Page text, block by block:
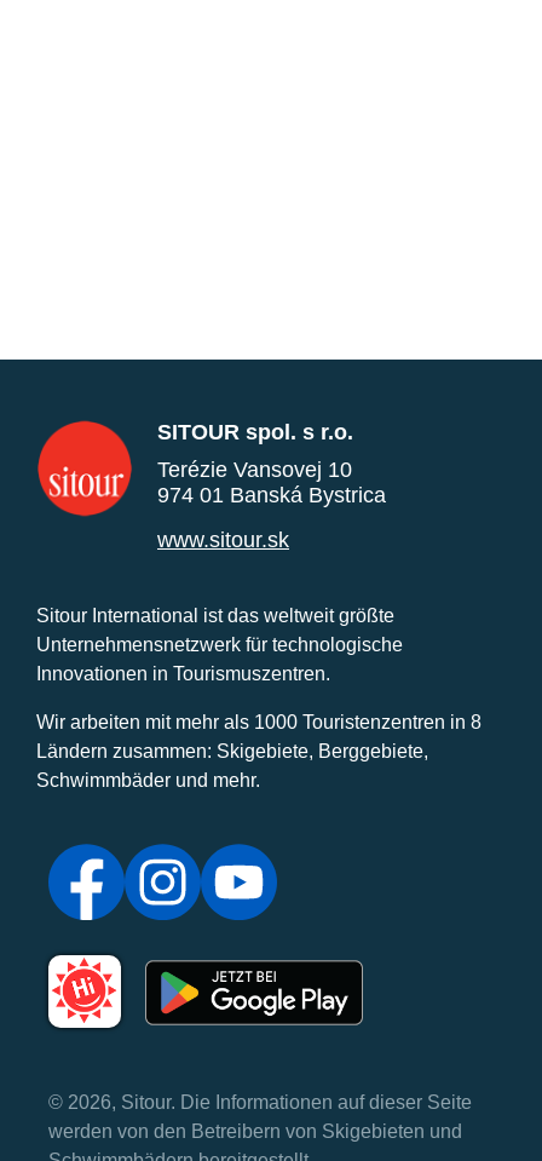
SITOUR spol. s r.o.
Terézie Vansovej 10
974 01 Banská Bystrica
www.sitour.sk
Sitour International ist das weltweit größte
Unternehmensnetzwerk für technologische
Innovationen in Tourismuszentren.
Wir arbeiten mit mehr als 1000 Touristenzentren in 8
Ländern zusammen: Skigebiete, Berggebiete,
Schwimmbäder und mehr.
© 2026, Sitour. Die Informationen auf dieser Seite
werden von den Betreibern von Skigebieten und